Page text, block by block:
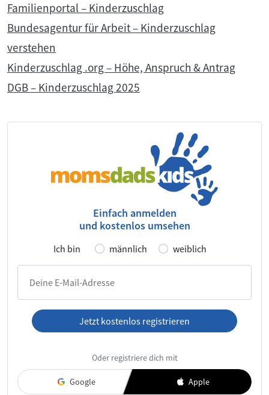
Familienportal – Kinderzuschlag
Bundesagentur für Arbeit – Kinderzuschlag
verstehen
Kinderzuschlag .org – Höhe, Anspruch & Antrag
DGB – Kinderzuschlag 2025
Einfach anmelden
und kostenlos umsehen
Ich bin männlich weiblich
Deine E-Mail-Adresse
Jetzt kostenlos registrieren
Oder registriere dich mit
Google Apple